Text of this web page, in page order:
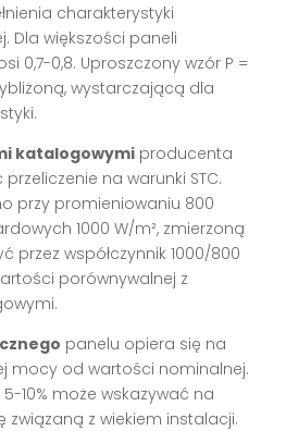
charakterystyki
Dla większości paneli
0,7-0,8. Uproszczony wzór P =
wystarczającą dla
katalogowymi producenta
na warunki STC.
przy promieniowaniu 800
1000 W/m², zmierzoną
przez współczynnik 1000/800
porównywalnej z
panelu opiera się na
mocy od wartości nominalnej.
10% może wskazywać na
z wiekiem instalacji.